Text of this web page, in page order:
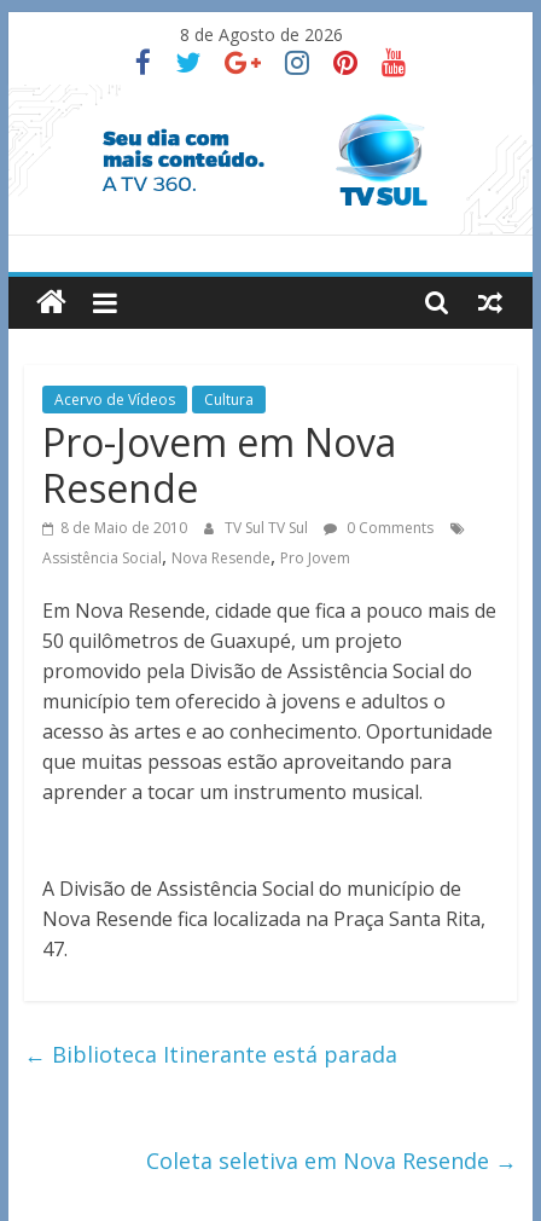
content
8 de Agosto de 2026
TV
Sul
Notícias
Guaxupé
região.
Acervo de Vídeos Cultura
Pro-Jovem em Nova
Resende
8 de Maio de 2010 TV Sul TV Sul
0 Comments
Assistência Social, Nova Resende, Pro Jovem
Em Nova Resende, cidade que fica a pouco mais de
50 quilômetros de Guaxupé, um projeto
promovido pela Divisão de Assistência Social do
município tem oferecido à jovens e adultos o
acesso às artes e ao conhecimento. Oportunidade
que muitas pessoas estão aproveitando para
aprender a tocar um instrumento musical.
A Divisão de Assistência Social do município de
Nova Resende fica localizada na Praça Santa Rita,
47.
← Biblioteca Itinerante está parada
Coleta seletiva em Nova Resende →